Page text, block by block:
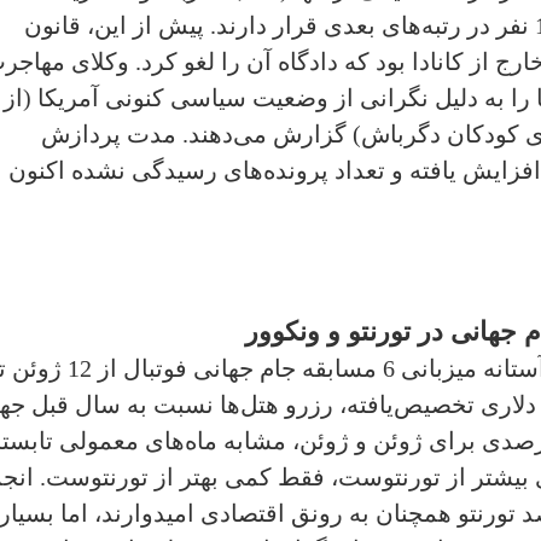
متولدین مکزیک با 900 نفر و بریتانیا با 140 نفر در رتبه‌های بعدی قرار دارند. پیش از این، قانون
از کانادا بود که دادگاه آن را لغو کرد. وکلای
به دلیل نگرانی از وضعیت سیاسی کنونی آمریکا (از
کودکان دگرباش) گزارش می‌دهند. مدت پردازش
از 5 ماه می 2025 به 12 ماه افزایش یافته و تعداد پرونده‌های رسیدگی نشده اکنون
در تورنتو و ونکوور
با وجود بودجه 380 میلیون دلاری تخصیص‌یافته، رزرو هتل‌ها نسبت به سال
و نرخ اشغال پیش‌بینی شده 80 درصدی برای ژوئن و ژوئن، مشابه ماه‌های معمولی
از تورنتوست، فقط کمی بهتر از تورنتوست.
همچنان به رونق اقتصادی امیدوارند، اما